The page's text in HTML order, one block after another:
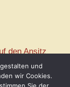
den Ansitz
und
wir Cookies.